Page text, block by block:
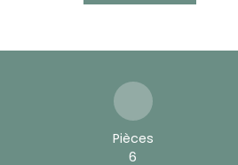
Pièces
6